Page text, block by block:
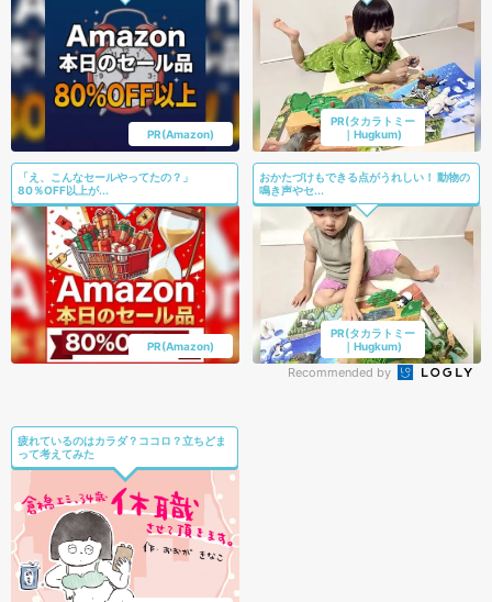
PR(Amazon)
PR(タカラトミー
｜Hugkum)
「え、こんなセールやってたの？」
80％OFF以上が...
PR(Amazon)
おかたづけもできる点がうれしい！ 動物の
鳴き声やセ...
PR(タカラトミー
｜Hugkum)
Recommended by
疲れているのはカラダ？ココロ？立ちどま
って考えてみた